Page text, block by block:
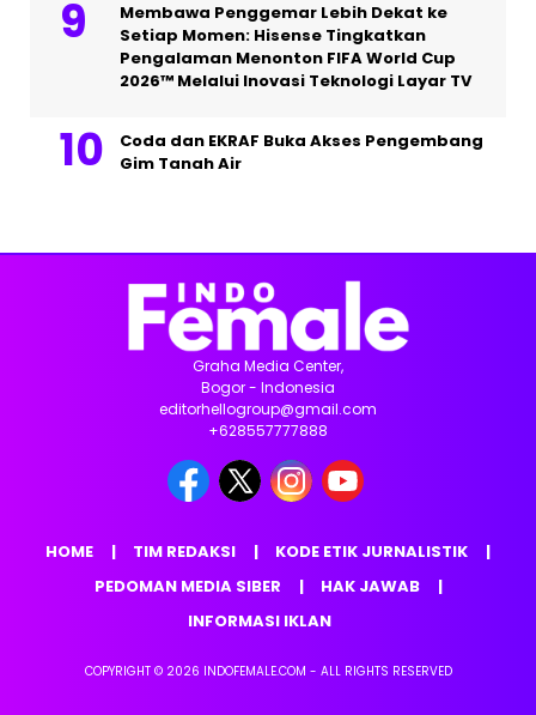
Membawa Penggemar Lebih Dekat ke
Setiap Momen: Hisense Tingkatkan
Pengalaman Menonton FIFA World Cup
2026™ Melalui Inovasi Teknologi Layar TV
Coda dan EKRAF Buka Akses Pengembang
Gim Tanah Air
Graha Media Center,
Bogor - Indonesia
editorhellogroup@gmail.com
+628557777888
HOME TIM REDAKSI
KODE ETIK JURNALISTIK
PEDOMAN MEDIA SIBER
HAK JAWAB
INFORMASI IKLAN
COPYRIGHT © 2026 INDOFEMALE.COM - ALL RIGHTS RESERVED